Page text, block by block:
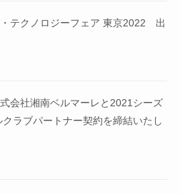
テクノロジーフェア 東京2022 出
会社湘南ベルマーレと2021シーズ
ラブパートナー契約を締結いたし